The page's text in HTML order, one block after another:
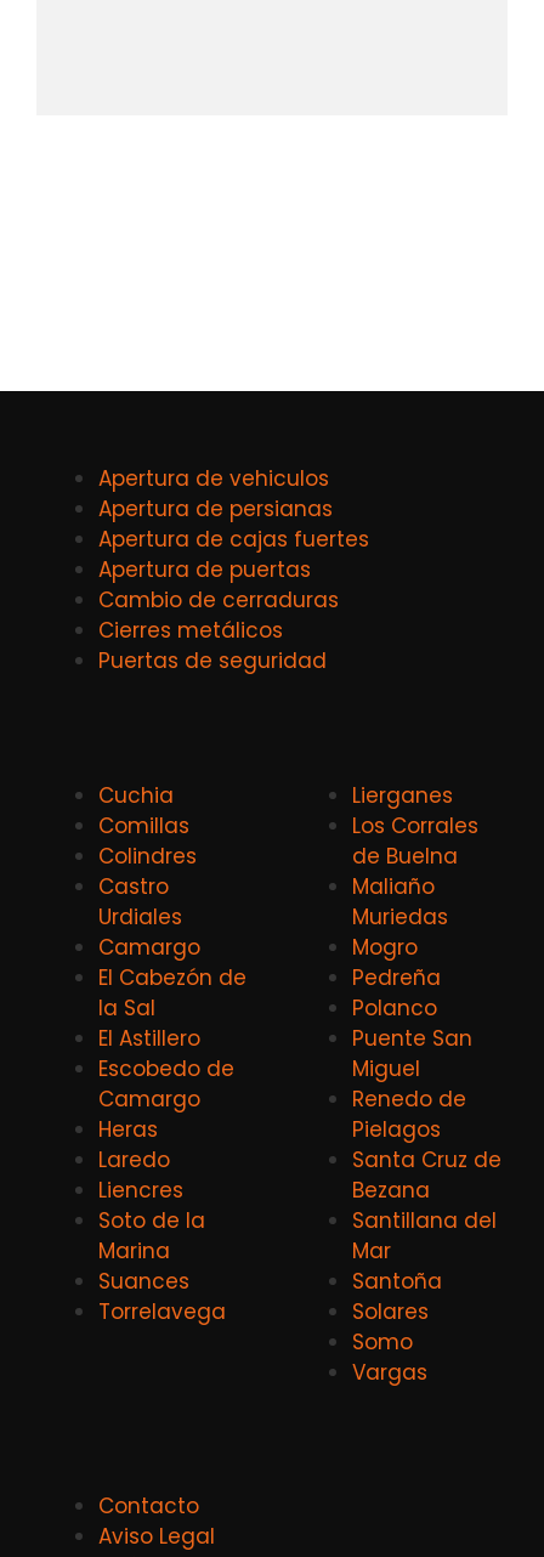
Apertura de vehiculos
Apertura de persianas
Apertura de cajas fuertes
Apertura de puertas
Cambio de cerraduras
Cierres metálicos
Puertas de seguridad
Cuchia
Comillas
Colindres
Castro
Urdiales
Camargo
El Cabezón de
la Sal
El Astillero
Escobedo de
Camargo
Heras
Laredo
Liencres
Soto de la
Marina
Suances
Torrelavega
Lierganes
Los Corrales
de Buelna
Maliaño
Muriedas
Mogro
Pedreña
Polanco
Puente San
Miguel
Renedo de
Pielagos
Santa Cruz de
Bezana
Santillana del
Mar
Santoña
Solares
Somo
Vargas
Contacto
Aviso Legal